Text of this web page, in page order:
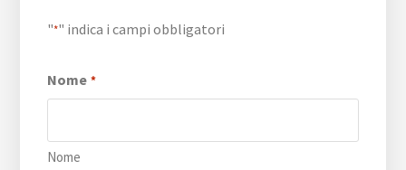
"*" indica i campi obbligatori
Nome *
Nome